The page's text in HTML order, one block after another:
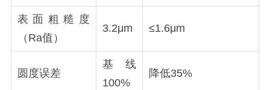
表面粗糙度
（Ra值）
3.2μm ≤1.6μm
圆度误差
基线
100%
降低35%